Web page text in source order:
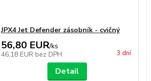
JPX4 Jet Defender zásobník - cvičný
56,80 EUR/ks
46,18 EUR bez DPH 3 dní
Detail